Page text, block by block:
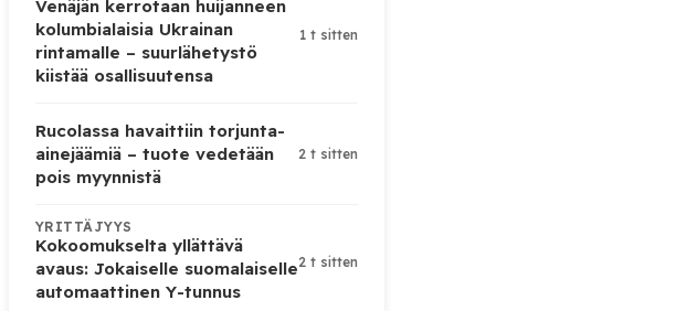
Venäjän kerrotaan huijanneen
kolumbialaisia Ukrainan
rintamalle – suurlähetystö
kiistää osallisuutensa
1 t sitten
Rucolassa havaittiin torjunta-
ainejäämiä – tuote vedetään
pois myynnistä
2 t sitten
YRITTÄJYYS
Kokoomukselta yllättävä
avaus: Jokaiselle suomalaiselle
automaattinen Y-tunnus
2 t sitten